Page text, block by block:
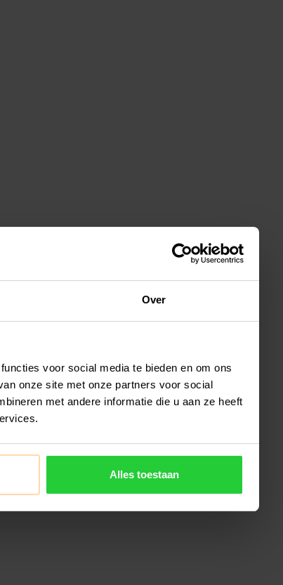
Over
voor social media te bieden en om ons
onze site met onze partners voor social
met andere informatie die u aan ze heeft
Alles toestaan